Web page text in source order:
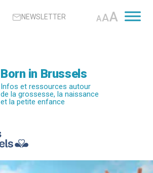
NEWSLETTER AAA
Born in Brussels
Infos et ressources autour
de la grossesse, la naissance
et la petite enfance